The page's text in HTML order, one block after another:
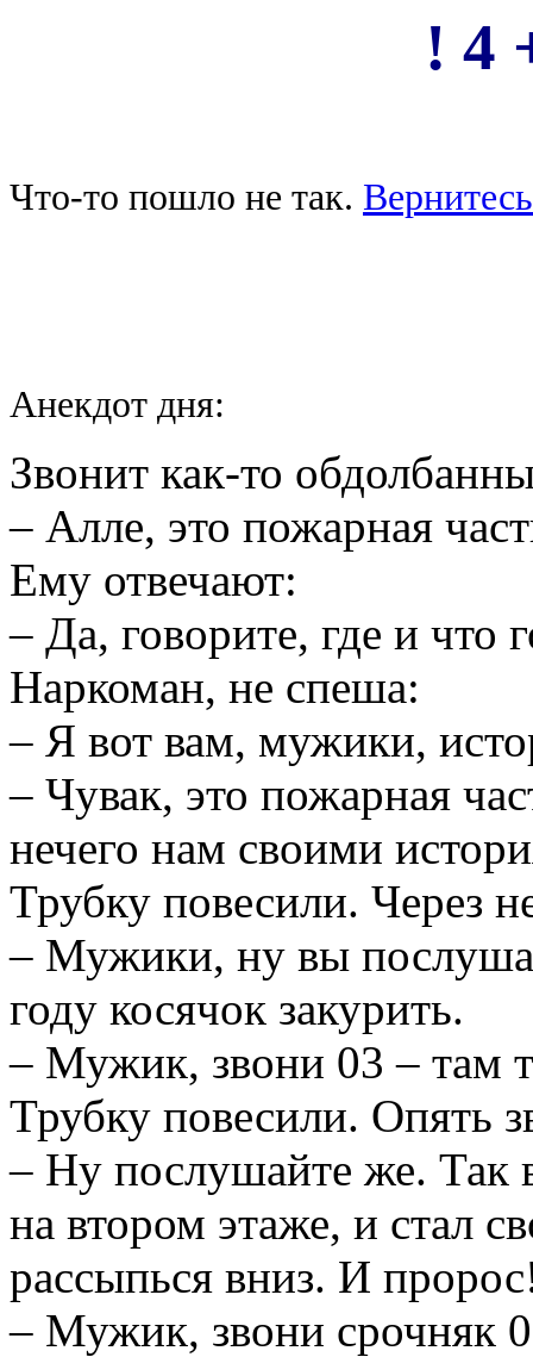
! 4
Что-то пошло не так.
Анекдот дня:
Звонит как-то
– Алле, это пожарная
Ему отвечают:
– Да, говорите, где и что
Наркоман, не спеша:
– Я вот вам, мужики,
– Чувак, это пожарная
нечего нам своими
Трубку повесили. Через
– Мужики, ну вы
году косячок закурить.
– Мужик, звони 03 – там
Трубку повесили. Опять
– Ну послушайте же. Так
на втором этаже, и стал
рассыпься вниз. И
– Мужик, звони срочняк